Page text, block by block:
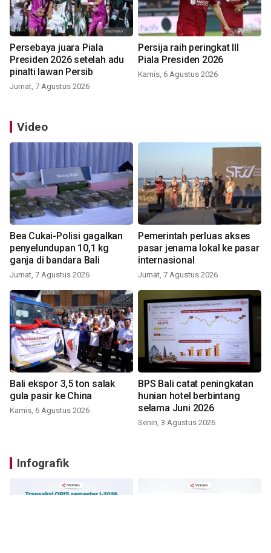
Persebaya juara Piala
Presiden 2026 setelah adu
pinalti lawan Persib
Jumat, 7 Agustus 2026
Persija raih peringkat III
Piala Presiden 2026
Kamis, 6 Agustus 2026
Video
Bea Cukai-Polisi gagalkan
penyelundupan 10,1 kg
ganja di bandara Bali
Jumat, 7 Agustus 2026
Pemerintah perluas akses
pasar jenama lokal ke pasar
internasional
Jumat, 7 Agustus 2026
Bali ekspor 3,5 ton salak
gula pasir ke China
Kamis, 6 Agustus 2026
BPS Bali catat peningkatan
hunian hotel berbintang
selama Juni 2026
Senin, 3 Agustus 2026
Infografik